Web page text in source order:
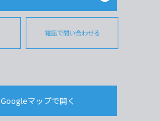
電話で問い合わせる
Googleマップで開く